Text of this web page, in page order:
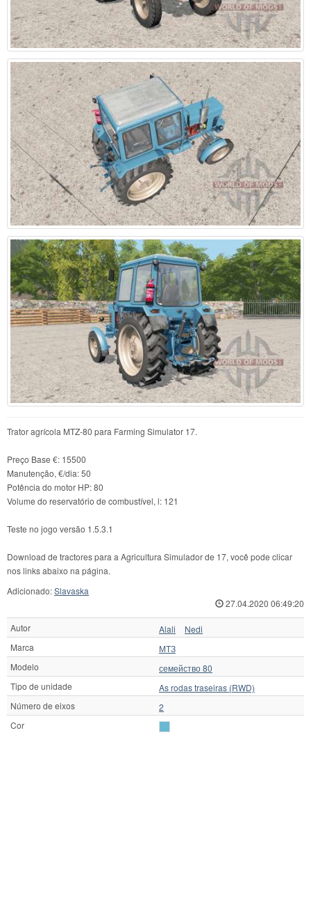
Trator agrícola MTZ-80 para Farming Simulator 17.
Preço Base €: 15500
Manutenção, €/dia: 50
Potência do motor HP: 80
Volume do reservatório de combustível, l: 121
Teste no jogo versão 1.5.3.1
Download de tractores para a Agricultura Simulador de 17, você pode clicar
nos links abaixo na página.
Adicionado:Slavaska
27.04.2020 06:49:20
Autor Alali
Nedi
Marca
МТЗ
Modelo
семейство 80
Tipo de unidade
As rodas traseiras (RWD)
Número de eixos
2
Cor